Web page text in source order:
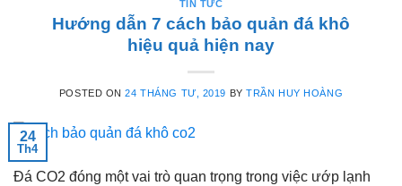
TIN TỨC
Hướng dẫn 7 cách bảo quản đá khô
hiệu quả hiện nay
POSTED ON24 THÁNG TƯ, 2019 BYTRẦN HUY HOÀNG
24
Th4
Đá CO2 đóng một vai trò quan trọng trong việc ướp lạnh